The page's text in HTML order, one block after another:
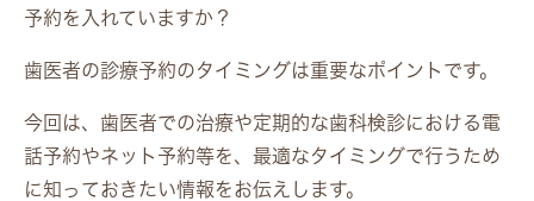
予約を入れていますか？
歯医者の診療予約のタイミングは重要なポイントです。
今回は、歯医者での治療や定期的な歯科検診における電
話予約やネット予約等を、最適なタイミングで行うため
に知っておきたい情報をお伝えします。